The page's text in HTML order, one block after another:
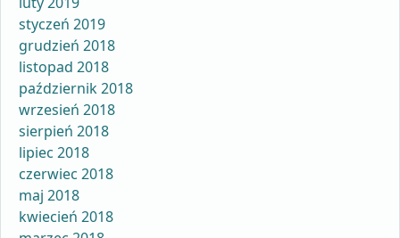
styczeń 2019
grudzień 2018
listopad 2018
październik 2018
wrzesień 2018
sierpień 2018
lipiec 2018
czerwiec 2018
maj 2018
kwiecień 2018